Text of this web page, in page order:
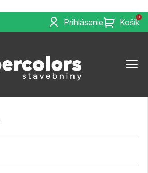
Prihlásenie
0
Košík